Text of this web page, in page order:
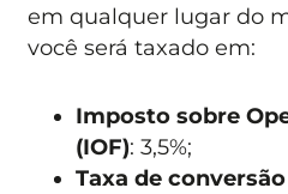
em qualquer lugar do
você será taxado em:
Imposto sobre
(IOF): 3,5%;
Taxa de